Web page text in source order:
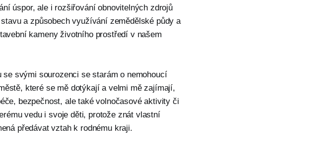
úspor, ale i rozšiřování obnovitelných zdrojů
a způsobech využívání zemědělské půdy a
kameny životního prostředí v našem
svými sourozenci se starám o nemohoucí
které se mě dotýkají a velmi mě zajímají,
bezpečnost, ale také volnočasové aktivity či
vedu i svoje děti, protože znát vlastní
předávat vztah k rodnému kraji.